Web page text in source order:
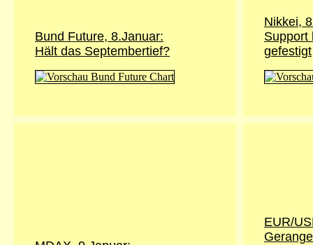
Bund Future, 8.Januar:
Hält das Septembertief?
Nikkei,
Support
gefestigt
EUR/